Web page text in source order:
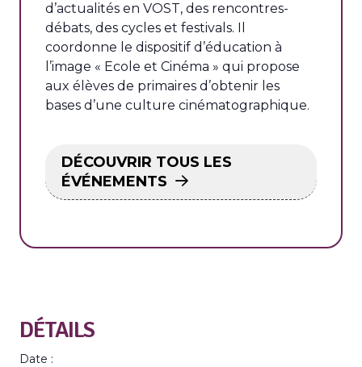
d’actualités en VOST, des rencontres-
débats, des cycles et festivals. Il
coordonne le dispositif d’éducation à
l’image « Ecole et Cinéma » qui propose
aux élèves de primaires d’obtenir les
bases d’une culture cinématographique.
DÉCOUVRIR TOUS LES
ÉVÉNEMENTS
DÉTAILS
Date :